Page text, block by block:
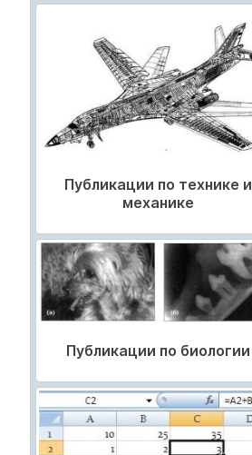
Публикации по технике и
механике
Публикации по биологии